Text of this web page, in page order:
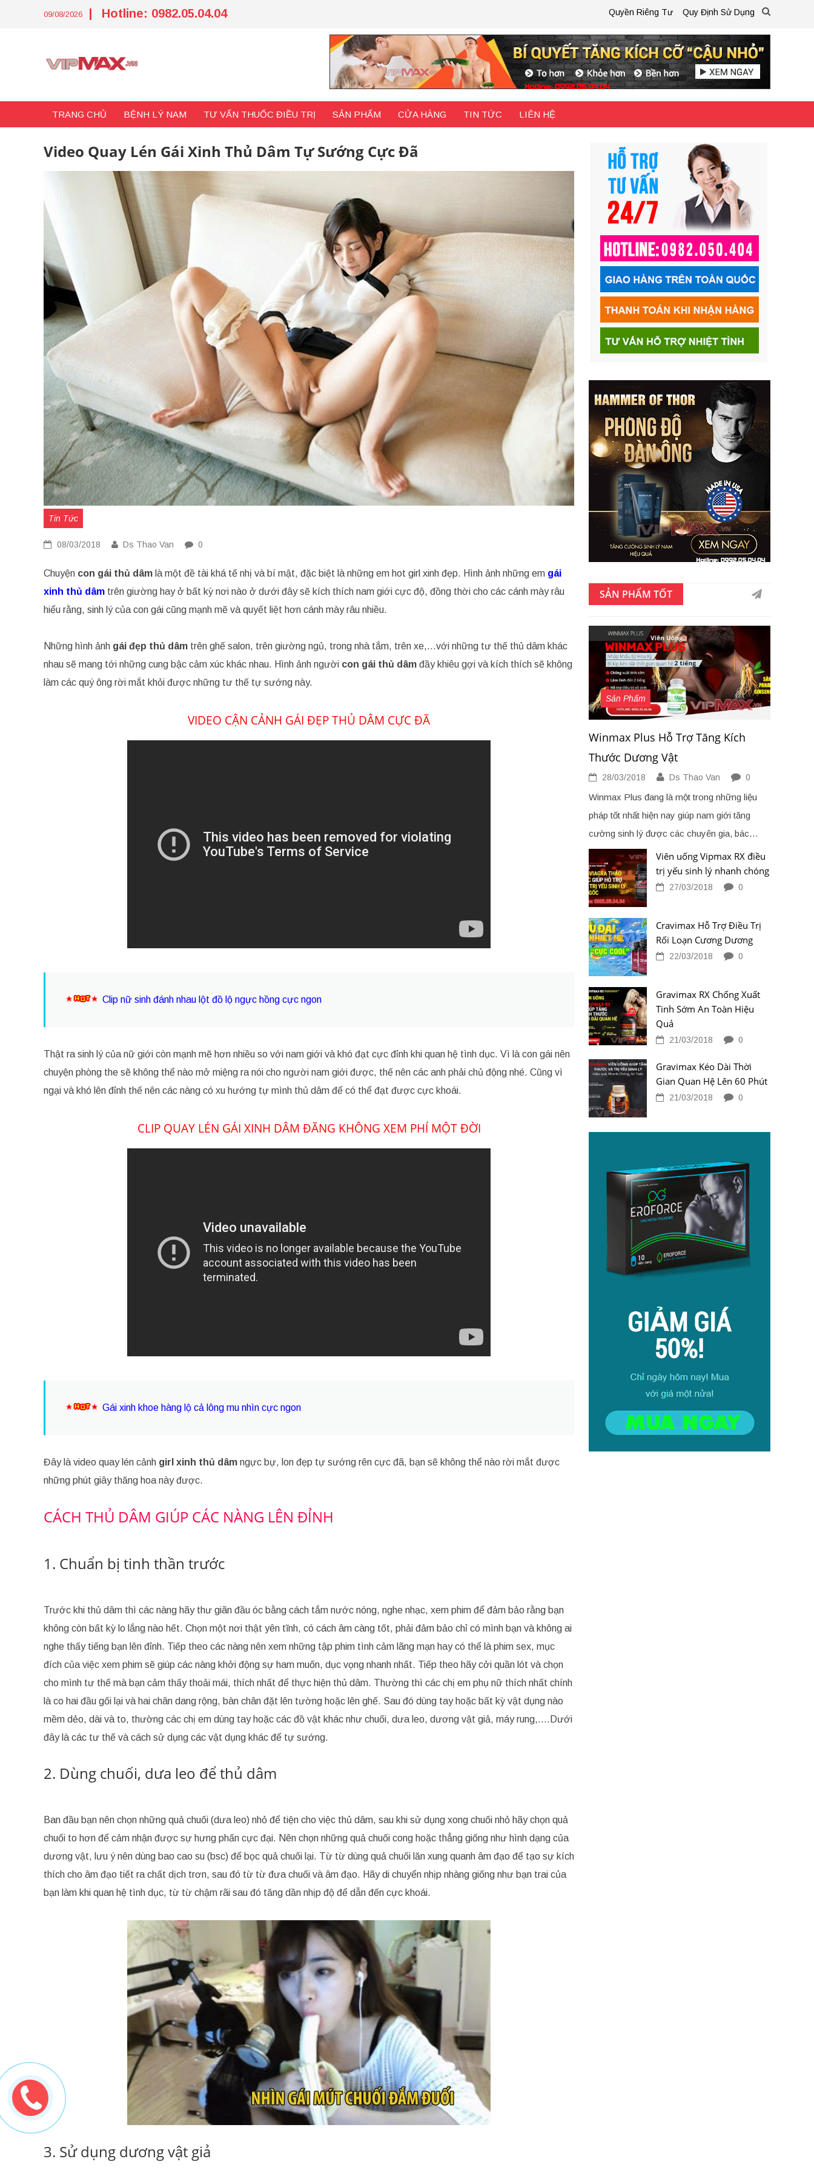
09/08/2026 Hotline: 0982.05.04.04 Quyền Riêng Tư Quy Định Sử Dụng
TRANG CHỦ BỆNH LÝ NAM TƯ VẤN THUỐC ĐIỀU TRỊ SẢN PHẨM CỬA HÀNG TIN TỨC LIÊN HỆ
Video Quay Lén Gái Xinh Thủ Dâm Tự Sướng Cực Đã
Tin Tức
08/03/2018 Ds Thao Van 0
Chuyện con gái thủ dâm là một đề tài khá tế nhị và bí mật, đặc biệt là những em hot girl xinh đẹp. Hình ảnh những em gái
xinh thủ dâm trên giường hay ở bất kỳ nơi nào ở dưới đây sẽ kích thích nam giới cực độ, đồng thời cho các cánh mày râu
hiểu rằng, sinh lý của con gái cũng mạnh mẽ và quyết liệt hơn cánh mày râu nhiều.
Những hình ảnh gái đẹp thủ dâm trên ghế salon, trên giường ngủ, trong nhà tắm, trên xe,…với những tư thế thủ dâm khác
nhau sẽ mang tới những cung bậc cảm xúc khác nhau. Hình ảnh người con gái thủ dâm đầy khiêu gợi và kích thích sẽ không
làm các quý ông rời mắt khỏi được những tư thế tự sướng này.
VIDEO CẬN CẢNH GÁI ĐẸP THỦ DÂM CỰC ĐÃ
Clip nữ sinh đánh nhau lột đồ lộ ngực hồng cực ngon
Thật ra sinh lý của nữ giới còn mạnh mẽ hơn nhiều so với nam giới và khó đạt cực đỉnh khi quan hệ tình dục. Vì là con gái nên
chuyện phòng the sẽ không thể nào mở miệng ra nói cho người nam giới được, thế nên các anh phải chủ động nhé. Cũng vì
ngại và khó lên đỉnh thế nên các nàng có xu hướng tự mình thủ dâm để có thể đạt được cực khoái.
CLIP QUAY LÉN GÁI XINH DÂM ĐÃNG KHÔNG XEM PHÍ MỘT ĐỜI
Gái xinh khoe hàng lộ cả lông mu nhìn cực ngon
Đây là video quay lén cảnh girl xinh thủ dâm ngực bự, lon đẹp tự sướng rên cực đã, bạn sẽ không thể nào rời mắt được
những phút giây thăng hoa này được.
CÁCH THỦ DÂM GIÚP CÁC NÀNG LÊN ĐỈNH
1. Chuẩn bị tinh thần trước
Trước khi thủ dâm thì các nàng hãy thư giãn đầu óc bằng cách tắm nước nóng, nghe nhạc, xem phim để đảm bảo rằng bạn
không còn bất kỳ lo lắng nào hết. Chọn một nơi thật yên tĩnh, có cách âm càng tốt, phải đảm bảo chỉ có mình bạn và không ai
nghe thấy tiếng bạn lên đỉnh. Tiếp theo các nàng nên xem những tập phim tình cảm lãng mạn hay có thể là phim sex, mục
đích của việc xem phim sẽ giúp các nàng khởi động sự ham muốn, dục vọng nhanh nhất. Tiếp theo hãy cởi quần lót và chọn
cho mình tư thế mà bạn cảm thấy thoải mái, thích nhất để thực hiện thủ dâm. Thường thì các chị em phụ nữ thích nhất chính
là co hai đầu gối lại và hai chân dang rộng, bàn chân đặt lên tường hoặc lên ghế. Sau đó dùng tay hoặc bất kỳ vật dụng nào
mềm dẻo, dài và to, thường các chị em dùng tay hoặc các đồ vật khác như chuối, dưa leo, dương vật giả, máy rung,….Dưới
đây là các tư thế và cách sử dụng các vật dụng khác để tự sướng.
2. Dùng chuối, dưa leo để thủ dâm
Ban đầu bạn nên chọn những quả chuối (dưa leo) nhỏ để tiện cho việc thủ dâm, sau khi sử dụng xong chuối nhỏ hãy chọn quả
chuối to hơn để cảm nhận được sự hưng phấn cực đại. Nên chọn những quả chuối cong hoặc thẳng giống như hình dạng của
dương vật, lưu ý nên dùng bao cao su (bsc) để bọc quả chuối lại. Từ từ dùng quả chuối lăn xung quanh âm đạo để tạo sự kích
thích cho âm đạo tiết ra chất dịch trơn, sau đó từ từ đưa chuối và âm đạo. Hãy di chuyển nhịp nhàng giống như bạn trai của
bạn làm khi quan hệ tình dục, từ từ chậm rãi sau đó tăng dần nhịp độ để dẫn đến cực khoái.
3. Sử dụng dương vật giả
SẢN PHẨM TỐT
Sản Phẩm
Winmax Plus Hỗ Trợ Tăng Kích
Thước Dương Vật
28/03/2018 Ds Thao Van 0
Winmax Plus đang là một trong những liệu
pháp tốt nhất hiện nay giúp nam giới tăng
cường sinh lý được các chuyên gia, bác…
Viên uống Vipmax RX điều
trị yếu sinh lý nhanh chóng
27/03/2018 0
Cravimax Hỗ Trợ Điều Trị
Rối Loạn Cương Dương
22/03/2018 0
Gravimax RX Chống Xuất
Tinh Sớm An Toàn Hiệu
Quả
21/03/2018 0
Gravimax Kéo Dài Thời
Gian Quan Hệ Lên 60 Phút
21/03/2018 0